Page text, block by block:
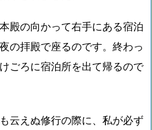
殿の向かって右手にある宿泊
の拝殿で座るのです。終わっ
ごろに宿泊所を出て帰るので
云えぬ修行の際に、私が必ず